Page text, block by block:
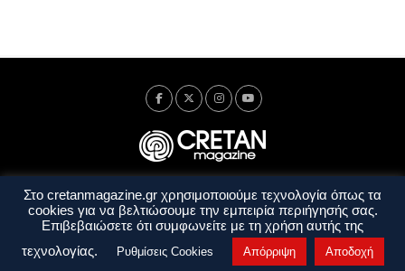
Ταυτότητα Πολιτική Απορρήτου
Όροι Χρήσης
Όροι και Προϋποθέσεις
Στο cretanmagazine.gr χρησιμοποιούμε τεχνολογία όπως τα
cookies για να βελτιώσουμε την εμπειρία περιήγησής σας.
Επιβεβαιώσετε ότι συμφωνείτε με τη χρήση αυτής της
τεχνολογίας.
Ρυθμίσεις Cookies Απόρριψη Αποδοχή